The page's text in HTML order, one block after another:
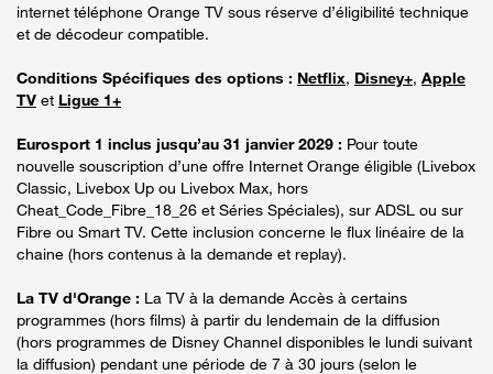
internet téléphone Orange TV sous réserve d’éligibilité technique
et de décodeur compatible.
Conditions Spécifiques des options : Netflix, Disney+, Apple
TV et Ligue 1+
Eurosport 1 inclus jusqu’au 31 janvier 2029 : Pour toute
nouvelle souscription d’une offre Internet Orange éligible (Livebox
Classic, Livebox Up ou Livebox Max, hors
Cheat_Code_Fibre_18_26 et Séries Spéciales), sur ADSL ou sur
Fibre ou Smart TV. Cette inclusion concerne le flux linéaire de la
chaine (hors contenus à la demande et replay).
La TV d'Orange : La TV à la demande Accès à certains
programmes (hors films) à partir du lendemain de la diffusion
(hors programmes de Disney Channel disponibles le lundi suivant
la diffusion) pendant une période de 7 à 30 jours (selon le